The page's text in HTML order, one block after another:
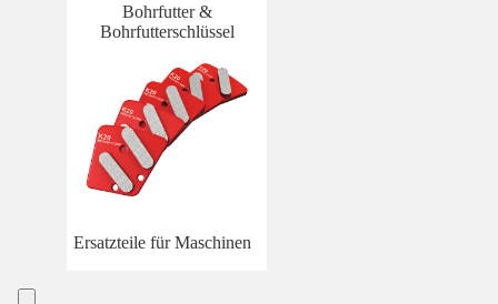
Bohrfutter &
Bohrfutterschlüssel
Ersatzteile für Maschinen